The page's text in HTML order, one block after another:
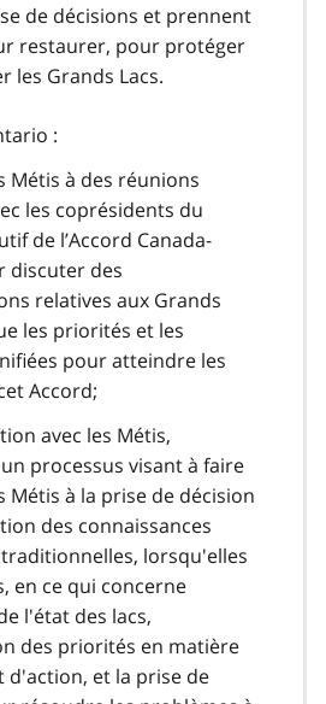
de décisions et prennent
restaurer, pour protéger
les Grands Lacs.
:
Métis à des réunions
les coprésidents du
de l’Accord Canada-
discuter des
relatives aux Grands
les priorités et les
pour atteindre les
Accord;
avec les Métis,
processus visant à faire
Métis à la prise de décision
des connaissances
lorsqu'elles
en ce qui concerne
l'état des lacs,
des priorités en matière
d'action, et la prise de